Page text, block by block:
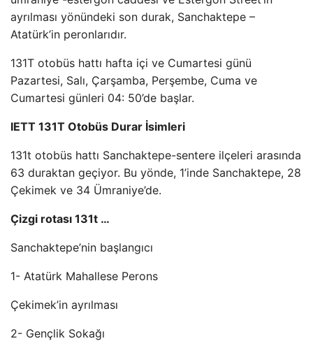
ayrılması yönündeki son durak, Sanchaktepe –
Atatürk’in peronlarıdır.
131T otobüs hattı hafta içi ve Cumartesi günü
Pazartesi, Salı, Çarşamba, Perşembe, Cuma ve
Cumartesi günleri 04: 50’de başlar.
IETT 131T Otobüs Durar İsimleri
131t otobüs hattı Sanchaktepe-sentere ilçeleri arasında
63 duraktan geçiyor. Bu yönde, 1’inde Sanchaktepe, 28
Çekimek ve 34 Ümraniye’de.
Çizgi rotası 131t …
Sanchaktepe’nin başlangıcı
1- Atatürk Mahallese Perons
Çekimek’in ayrılması
2- Gençlik Sokağı